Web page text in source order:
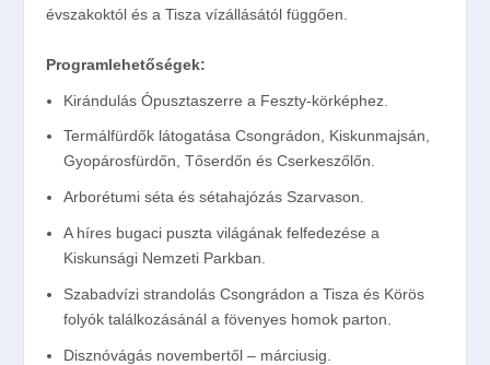
évszakoktól és a Tisza vízállásától függően.
Programlehetőségek:
Kirándulás Ópusztaszerre a Feszty-körképhez.
Termálfürdők látogatása Csongrádon, Kiskunmajsán,
Gyopárosfürdőn, Tőserdőn és Cserkeszőlőn.
Arborétumi séta és sétahajózás Szarvason.
A híres bugaci puszta világának felfedezése a
Kiskunsági Nemzeti Parkban.
Szabadvízi strandolás Csongrádon a Tisza és Körös
folyók találkozásánál a fövenyes homok parton.
Disznóvágás novembertől – márciusig.